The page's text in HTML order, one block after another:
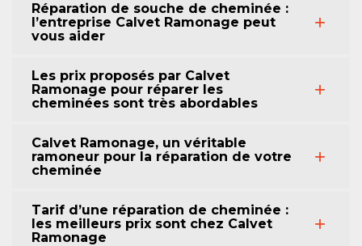
Réparation de souche de cheminée :
l’entreprise Calvet Ramonage peut
vous aider
Les prix proposés par Calvet
Ramonage pour réparer les
cheminées sont très abordables
Calvet Ramonage, un véritable
ramoneur pour la réparation de votre
cheminée
Tarif d’une réparation de cheminée :
les meilleurs prix sont chez Calvet
Ramonage